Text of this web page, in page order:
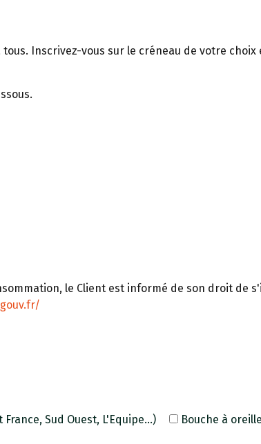
Inscrivez-vous sur le créneau de votre
le Client est informé de son droit de
Sud Ouest, L'Equipe...)
Bouche à oreille